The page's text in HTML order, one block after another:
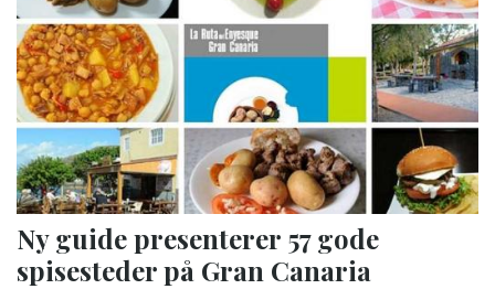
Ny guide presenterer 57 gode
spisesteder på Gran Canaria